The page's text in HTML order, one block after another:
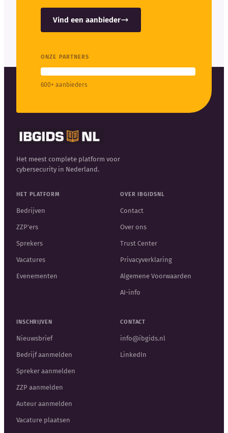
Vind een aanbieder
ONZE PARTNERS
600+ aanbieders
Het meest complete platform voor
cybersecurity in Nederland.
HET PLATFORM
Bedrijven
ZZP'ers
Sprekers
Vacatures
Evenementen
OVER IBGIDSNL
Contact
Over ons
Trust Center
Privacyverklaring
Algemene Voorwaarden
AI-info
INSCHRIJVEN
Nieuwsbrief
Bedrijf aanmelden
Spreker aanmelden
ZZP aanmelden
Auteur aanmelden
Vacature plaatsen
CONTACT
info@ibgids.nl
LinkedIn